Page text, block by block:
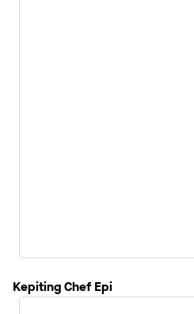
Kepiting Chef Epi